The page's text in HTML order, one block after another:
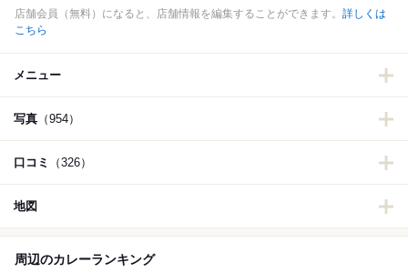
店舗会員（無料）になると、店舗情報を編集することができます。 詳しくは
こちら
メニュー
写真 （954）
口コミ （326）
地図
周辺のカレーランキング